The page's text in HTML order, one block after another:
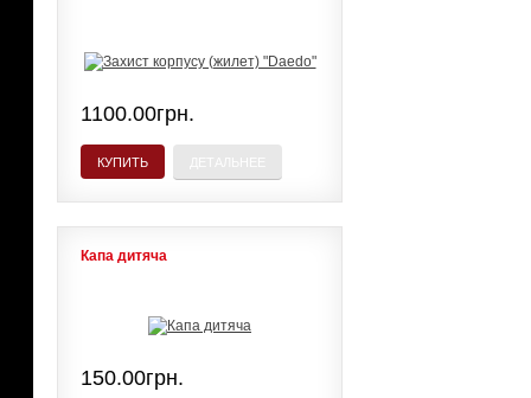
1100.00грн.
КУПИТЬ
Капа дитяча
150.00грн.